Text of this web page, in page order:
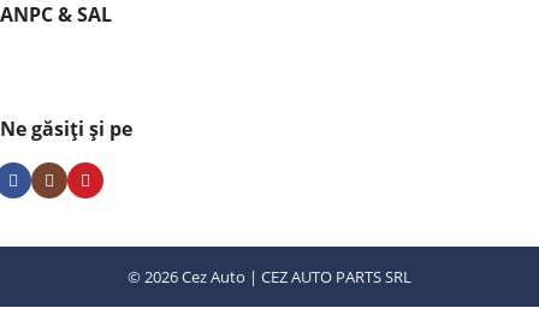
ANPC & SAL
Ne găsiți și pe
© 2026 Cez Auto | CEZ AUTO PARTS SRL